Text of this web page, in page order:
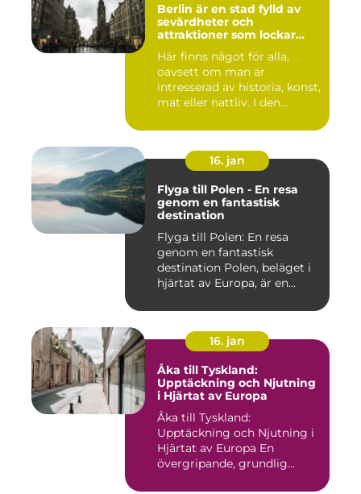
Berlin är en stad fylld av
sevärdheter och
attraktioner som lockar
Här finns något för alla,
oavsett om man är
intresserad av historia, konst,
mat eller nattliv. I den...
16. jan
Flyga till Polen - En resa
genom en fantastisk
destination
Flyga till Polen: En resa
genom en fantastisk
destination Polen, beläget i
hjärtat av Europa, är en...
16. jan
Åka till Tyskland:
Upptäckning och Njutning
i Hjärtat av Europa
Åka till Tyskland:
Upptäckning och Njutning i
Hjärtat av Europa En
övergripande, grundlig